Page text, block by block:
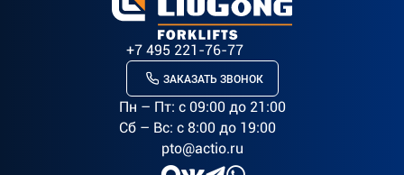
+7 495 221-76-77
ЗАКАЗАТЬ ЗВОНОК
Пн – Пт: c 09:00 до 21:00
Сб – Вс: с 8:00 до 19:00
pto@actio.ru